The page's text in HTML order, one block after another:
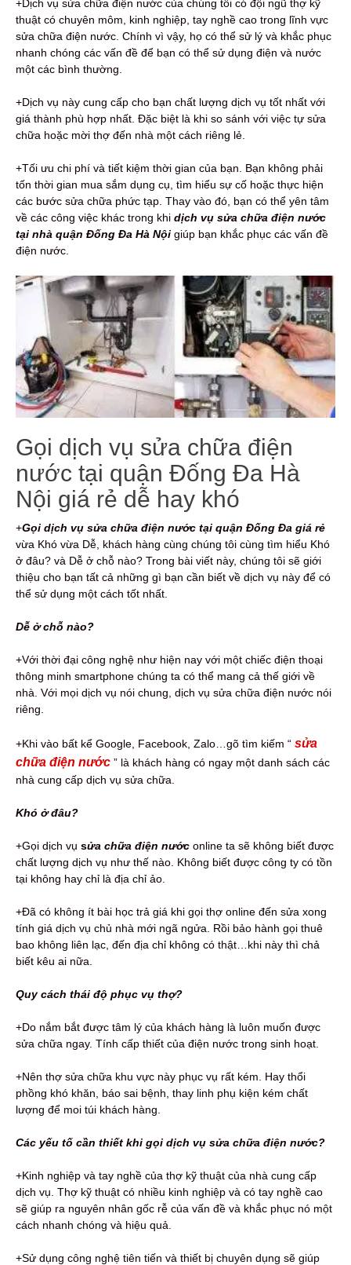
+Dịch vụ sửa chữa điện nước của chúng tôi có đội ngũ thợ kỹ
thuật có chuyên môm, kinh nghiệp, tay nghề cao trong lĩnh vực
sửa chữa điện nước. Chính vì vậy, họ có thể sử lý và khắc phục
nhanh chóng các vấn đề để bạn có thể sử dụng điện và nước
một các bình thường.
+Dịch vụ này cung cấp cho bạn chất lượng dịch vụ tốt nhất với
giá thành phù hợp nhất. Đặc biệt là khi so sánh với việc tự sửa
chữa hoặc mời thợ đến nhà một cách riêng lẻ.
+Tối ưu chi phí và tiết kiệm thời gian của bạn. Bạn không phải
tốn thời gian mua sắm dụng cụ, tìm hiểu sự cố hoặc thực hiện
các bước sửa chữa phức tạp. Thay vào đó, bạn có thể yên tâm
về các công việc khác trong khi dịch vụ sửa chữa điện nước
tại nhà quận Đống Đa Hà Nội giúp bạn khắc phục các vấn đề
điện nước.
Gọi dịch vụ sửa chữa điện
nước tại quận Đống Đa Hà
Nội giá rẻ dễ hay khó
+Gọi dịch vụ sửa chữa điện nước tại quận Đống Đa giá rẻ
vừa Khó vừa Dễ, khách hàng cùng chúng tôi cùng tìm hiểu Khó
ở đâu? và Dễ ở chỗ nào? Trong bài viết này, chúng tôi sẽ giới
thiệu cho bạn tất cả những gì bạn cần biết về dịch vụ này để có
thể sử dụng một cách tốt nhất.
Dễ ở chỗ nào?
+Với thời đại công nghệ như hiện nay với một chiếc điện thoại
thông minh smartphone chúng ta có thể mang cả thế giới về
nhà. Với mọi dịch vụ nói chung, dịch vụ sửa chữa điện nước nói
riêng.
+Khi vào bất kể Google, Facebook, Zalo…gõ tìm kiếm “ sửa
chữa điện nước ” là khách hàng có ngay một danh sách các
nhà cung cấp dịch vụ sửa chữa.
Khó ở đâu?
+Gọi dịch vụ sửa chữa điện nước online ta sẽ không biết được
chất lượng dịch vụ như thế nào. Không biết được công ty có tồn
tại không hay chỉ là địa chỉ ảo.
+Đã có không ít bài học trả giá khi gọi thợ online đến sửa xong
tính giá dịch vụ chủ nhà mới ngã ngửa. Rồi bảo hành gọi thuê
bao không liên lạc, đến địa chỉ không có thật…khi này thì chả
biết kêu ai nữa.
Quy cách thái độ phục vụ thợ?
+Do nắm bắt được tâm lý của khách hàng là luôn muốn được
sửa chữa ngay. Tính cấp thiết của điện nước trong sinh hoạt.
+Nên thợ sửa chữa khu vực này phục vụ rất kém. Hay thổi
phồng khó khăn, báo sai bệnh, thay linh phụ kiện kém chất
lượng để moi túi khách hàng.
Các yếu tố cần thiết khi gọi dịch vụ sửa chữa điện nước?
+Kinh nghiệp và tay nghề của thợ kỹ thuật của nhà cung cấp
dịch vụ. Thợ kỹ thuật có nhiều kinh nghiệp và có tay nghề cao
sẽ giúp ra nguyên nhân gốc rễ của vấn đề và khắc phục nó một
cách nhanh chóng và hiệu quả.
+Sử dụng công nghệ tiên tiến và thiết bị chuyên dụng sẽ giúp